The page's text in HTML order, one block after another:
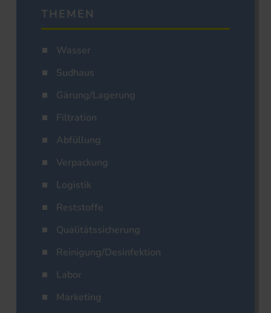
THEMEN
Wasser
Sudhaus
Gärung/Lagerung
Filtration
Abfüllung
Verpackung
Logistik
Reststoffe
Qualitätssicherung
Reinigung/Desinfektion
Labor
Marketing